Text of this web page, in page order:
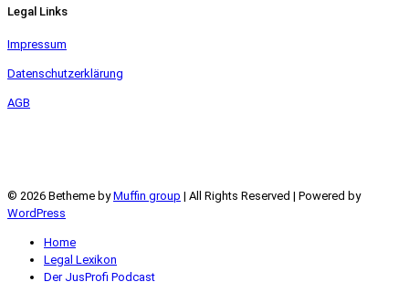
Legal Links
Impressum
Datenschutzerklärung
AGB
© 2026 Betheme byMuffin group | All Rights Reserved | Powered by
WordPress
Home
Legal Lexikon
Der JusProfi Podcast